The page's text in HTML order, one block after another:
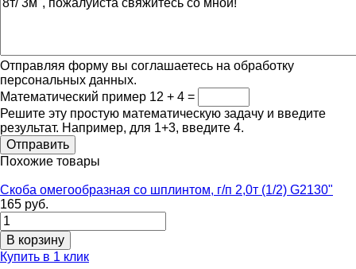
Отправляя форму вы соглашаетесь на обработку
персональных данных.
Математический пример 12 + 4 =
Решите эту простую математическую задачу и введите
результат. Например, для 1+3, введите 4.
Похожие товары
Скоба омегообразная со шплинтом, г/п 2,0т (1/2) G2130"
165 руб.
Купить в 1 клик